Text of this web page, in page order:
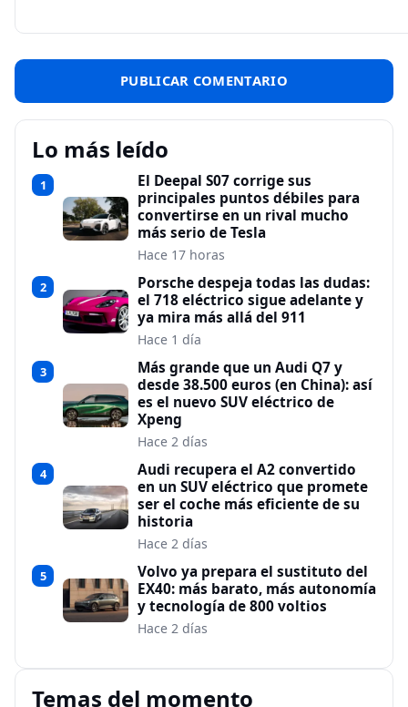
Lo más leído
1
El Deepal S07 corrige sus
principales puntos débiles para
convertirse en un rival mucho
más serio de Tesla
Hace 17 horas
2
Porsche despeja todas las dudas:
el 718 eléctrico sigue adelante y
ya mira más allá del 911
Hace 1 día
3
Más grande que un Audi Q7 y
desde 38.500 euros (en China): así
es el nuevo SUV eléctrico de
Xpeng
Hace 2 días
4
Audi recupera el A2 convertido
en un SUV eléctrico que promete
ser el coche más eficiente de su
historia
Hace 2 días
5
Volvo ya prepara el sustituto del
EX40: más barato, más autonomía
y tecnología de 800 voltios
Hace 2 días
Temas del momento